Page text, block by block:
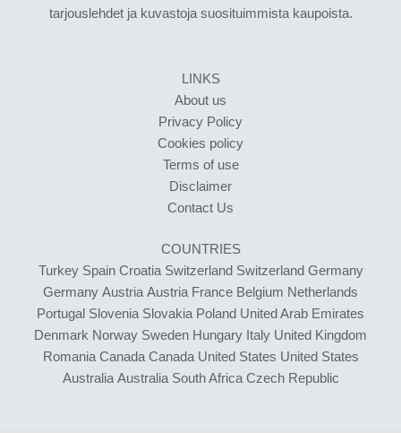
tarjouslehdet ja kuvastoja suosituimmista kaupoista.
LINKS
About us
Privacy Policy
Cookies policy
Terms of use
Disclaimer
Contact Us
COUNTRIES
Turkey Spain Croatia Switzerland Switzerland Germany
Germany Austria Austria France Belgium Netherlands
Portugal Slovenia Slovakia Poland United Arab Emirates
Denmark Norway Sweden Hungary Italy United Kingdom
Romania Canada Canada United States United States
Australia Australia South Africa Czech Republic